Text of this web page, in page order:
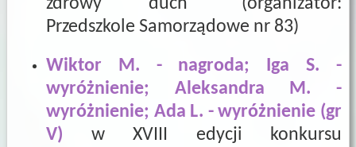
Przedszkole Samorządowe nr 83)
Wiktor M. - nagroda; Iga S. -
wyróżnienie; Aleksandra M. -
wyróżnienie; Ada L. - wyróżnienie (gr
V) w XVIII edycji konkursu